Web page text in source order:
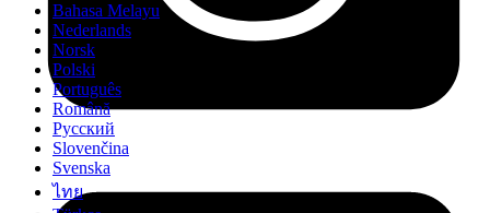
Bahasa Melayu
Nederlands
Norsk
Polski
Português
Română
Русский
Slovenčina
Svenska
ไทย